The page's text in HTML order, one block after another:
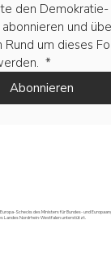
Schecks des Ministers für Bundes- und
Landes Nordrhein-Westfalen unterstützt.
den Demokratie-
und
Rund um dieses
*
Abonnieren